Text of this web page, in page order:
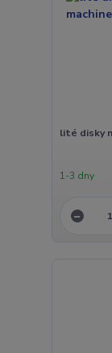
lité disky
1-3 dny